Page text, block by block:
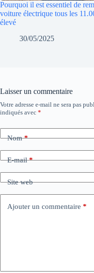
Pourquoi il est essentiel de
voiture électrique tous les
élevé
30/05/2025
Laisser un commentaire
Votre adresse e-mail ne sera pas
indiqués avec *
Nom*
E-mail*
Site web
Ajouter un commentaire *